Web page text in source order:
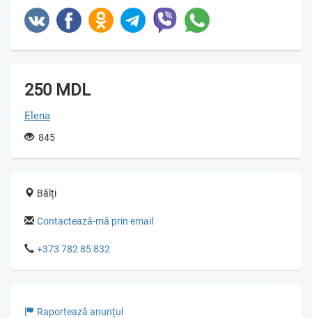
250 MDL
Elena
845
Bălți
Contactează-mă prin email
+373 782 85 832
Raportează anunțul